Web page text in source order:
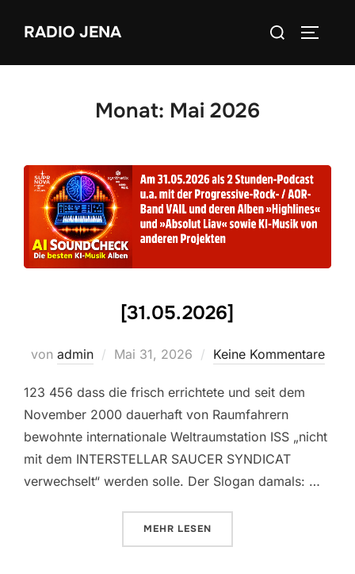
InhaltRADIO JENA
Suchen
Monat: Mai 2026
[31.05.2026]
von admin
Veröffentlicht
Mai 31, 2026 Keine Kommentare
123 456 dass die frisch errichtete und seit dem
November 2000 dauerhaft von Raumfahrern
bewohnte internationale Weltraumstation ISS „nicht
mit dem INTERSTELLAR SAUCER SYNDICAT
verwechselt“ werden solle. Der Slogan damals: …
MEHR ÜBER „[31.05.2026]“
LESEN